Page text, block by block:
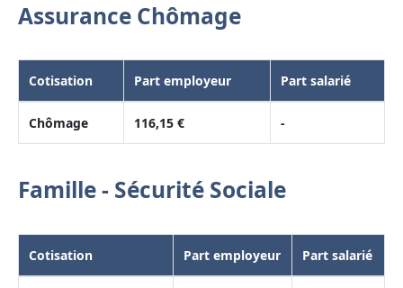
Assurance Chômage
Cotisation Part employeur Part salarié
Chômage 116,15 € -
Famille - Sécurité Sociale
Cotisation Part employeur Part salarié